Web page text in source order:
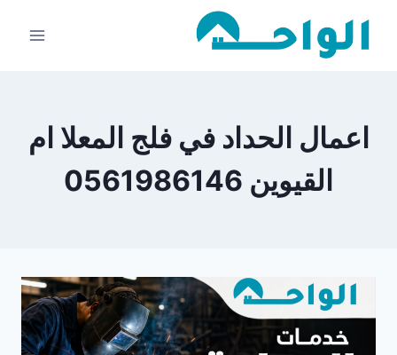
اعمال الحداد في فلج المعلا ام
القيوين 0561986146